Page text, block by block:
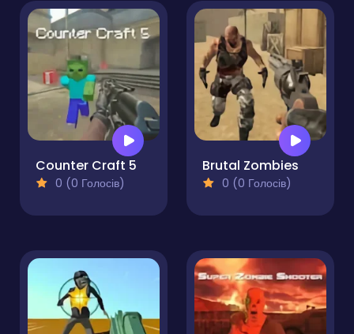
Counter Craft 5
0 (0 Голосів)
Brutal Zombies
0 (0 Голосів)